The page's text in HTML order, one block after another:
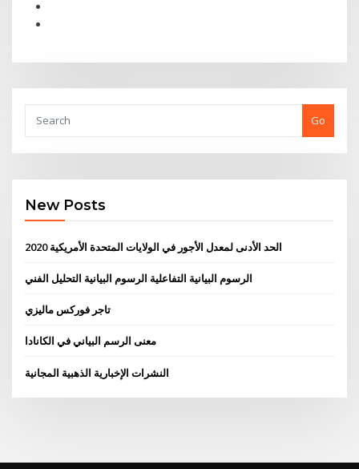
Go
New Posts
الحد الأدنى لمعدل الأجور في الولايات المتحدة الأمريكية 2020
الرسوم البيانية التفاعلية الرسوم البيانية التحليل الفني
تاجر فوركس ماليزي
معنى الرسم البياني في الكانادا
النشرات الإخبارية الذهبية المجانية